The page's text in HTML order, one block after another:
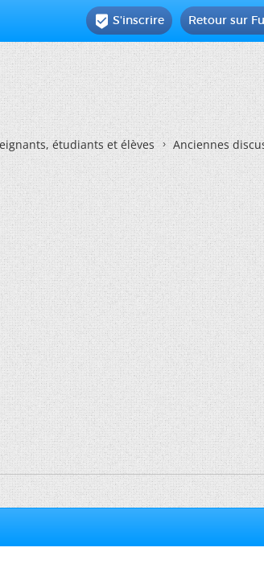
Retour sur
 S'inscrire
étudiants et élèves Anciennes